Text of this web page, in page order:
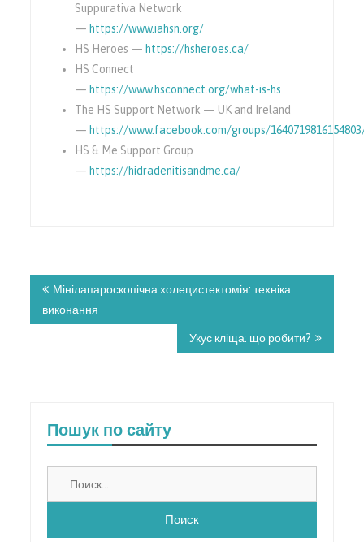
Suppurativa Network
— https://www.iahsn.org/
HS Heroes — https://hsheroes.ca/
HS Connect
— https://www.hsconnect.org/what-is-hs
The HS Support Network — UK and Ireland
— https://www.facebook.com/groups/
HS & Me Support Group
— https://hidradenitisandme.ca/
по
записям
Мінілапароскопічна холецистектомія: техніка
виконання
Укус кліща: що робити?
Пошук по сайту